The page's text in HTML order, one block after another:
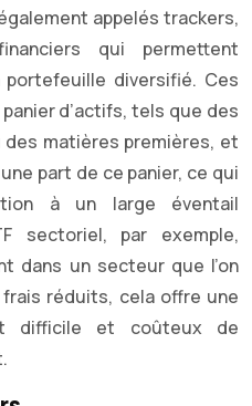
appelés trackers,
qui permettent
portefeuille diversifié. Ces
d’actifs, tels que des
matières premières, et
part de ce panier, ce qui
à un large éventail
sectoriel, par exemple,
dans un secteur que l’on
réduits, cela offre une
difficile et coûteux de